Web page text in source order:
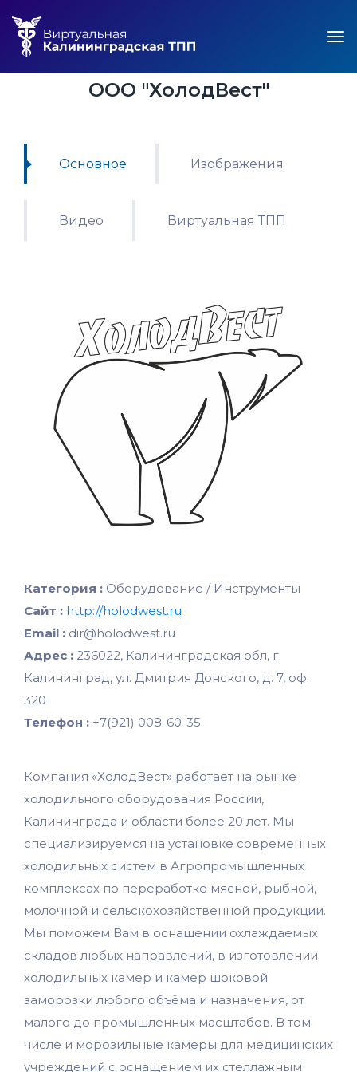
ООО "ХолодВест"
Основное Изображения
Видео Виртуальная ТПП
Категория : Оборудование / Инструменты
Сайт : http://holodwest.ru
Email : dir@holodwest.ru
Адрес : 236022, Калининградская обл, г.
Калининград, ул. Дмитрия Донского, д. 7, оф.
320
Телефон : +7(921) 008-60-35
Компания «ХолодВест» работает на рынке
холодильного оборудования России,
Калининграда и области более 20 лет. Мы
специализируемся на установке современных
холодильных систем в Агропромышленных
комплексах по переработке мясной, рыбной,
молочной и сельскохозяйственной продукции.
Мы поможем Вам в оснащении охлаждаемых
складов любых направлений, в изготовлении
холодильных камер и камер шоковой
заморозки любого объёма и назначения, от
малого до промышленных масштабов. В том
числе и морозильные камеры для медицинских
учреждений с оснащением их стеллажным